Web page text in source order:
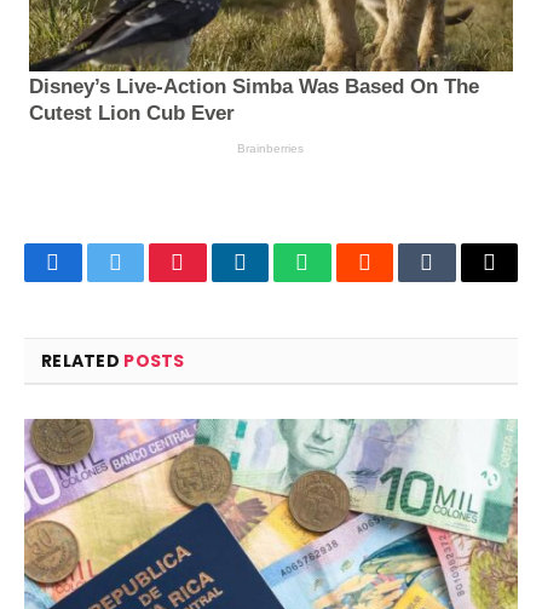
FacebookTwitterPinterestLinkedInWhatsAppRedditTumblrEmail
RELATED POSTS